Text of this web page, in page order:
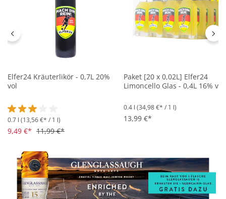
Elfer24 Kräuterlikör - 0,7L 20%
vol
Durchschnittliche Bewertung von 3 von 5 Sternen
0.7 l (13,56 €* / 1 l)
9,49 €* 11,99 €*
Paket [20 x 0,02L] Elfer24
Limoncello Glas - 0,4L 16% vol
0.4 l (34,98 €* / 1 l)
13,99 €*